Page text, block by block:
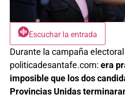
Escuchar la entrada
Durante la campaña
politicadesantafe.com: era
imposible que los dos
Provincias Unidas